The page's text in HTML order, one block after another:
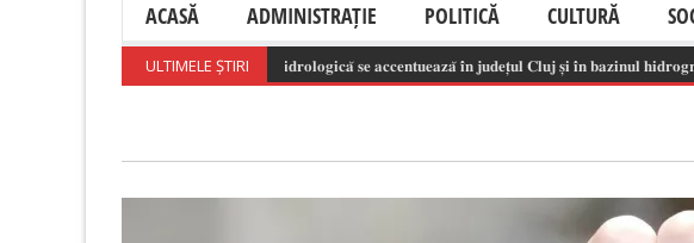
ACASĂ ADMINISTRAȚIE POLITICĂ CULTURĂ
ULTIMELE ȘTIRI
𝐒𝐞𝐜𝐞𝐭𝐚 𝐡𝐢𝐝𝐫𝐨𝐥𝐨𝐠𝐢𝐜𝐚̆ 𝐬𝐞 𝐚𝐜𝐜𝐞𝐧𝐭𝐮𝐞𝐚𝐳𝐚̆ 𝐢̂𝐧 𝐣𝐮𝐝𝐞𝐭̦𝐮𝐥 𝐂𝐥𝐮𝐣 𝐬̦𝐢 𝐢̂𝐧 𝐛𝐚𝐳𝐢𝐧𝐮𝐥 𝐡𝐢𝐝𝐫𝐨𝐠𝐫𝐚𝐟𝐢𝐜